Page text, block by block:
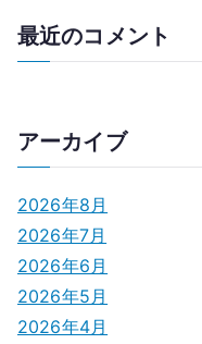
最近のコメント
アーカイブ
2026年8月
2026年7月
2026年6月
2026年5月
2026年4月